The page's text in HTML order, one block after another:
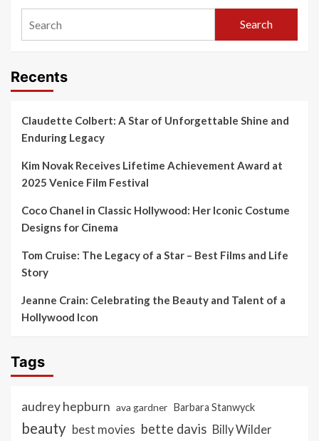
Search
Recents
Claudette Colbert: A Star of Unforgettable Shine and
Enduring Legacy
Kim Novak Receives Lifetime Achievement Award at
2025 Venice Film Festival
Coco Chanel in Classic Hollywood: Her Iconic Costume
Designs for Cinema
Tom Cruise: The Legacy of a Star – Best Films and Life
Story
Jeanne Crain: Celebrating the Beauty and Talent of a
Hollywood Icon
Tags
audrey hepburn ava gardner Barbara Stanwyck
beauty best movies bette davis Billy Wilder